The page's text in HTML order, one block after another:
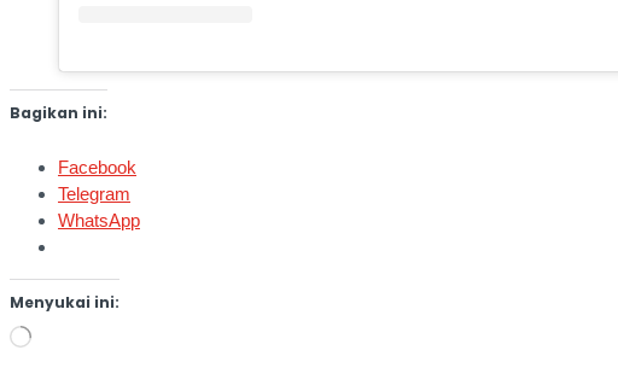
Bagikan ini:
Facebook
Telegram
WhatsApp
Menyukai ini:
Memuat...